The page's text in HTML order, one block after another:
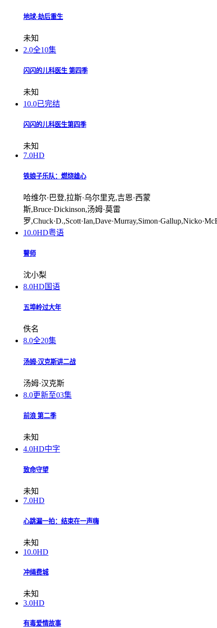
地球·劫后重生
未知
2.0全10集
闪闪的儿科医生 第四季
未知
10.0已完结
闪闪的儿科医生第四季
未知
7.0HD
铁娘子乐队：燃烧雄心
哈维尔·巴登,拉斯·乌尔里克,吉恩·西蒙
斯,Bruce·Dickinson,汤姆·莫雷
罗
10.0HD粤语
瞽师
沈小梨
8.0HD国语
五埠岭过大年
佚名
8.0全20集
汤姆·汉克斯讲二战
汤姆·汉克斯
8.0更新至03集
前浪 第二季
未知
4.0HD中字
致命守望
未知
7.0HD
心跳漏一拍：结束在一声嗨
未知
10.0HD
冲绳费城
未知
3.0HD
有毒爱情故事